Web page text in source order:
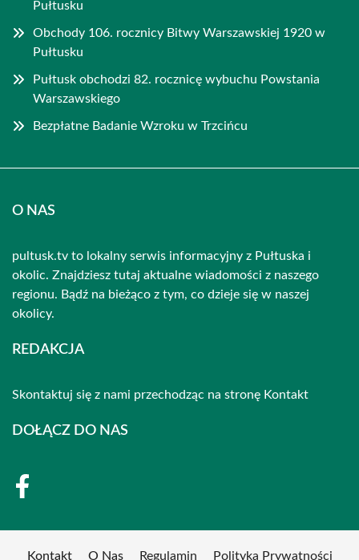
Pułtusku
Obchody 106. rocznicy Bitwy Warszawskiej 1920 w
Pułtusku
Pułtusk obchodzi 82. rocznicę wybuchu Powstania
Warszawskiego
Bezpłatne Badanie Wzroku w Trzcińcu
O NAS
pultusk.tv to lokalny serwis informacyjny z Pułtuska i
okolic. Znajdziesz tutaj aktualne wiadomości z naszego
regionu. Bądź na bieżąco z tym, co dzieje się w naszej
okolicy.
REDAKCJA
Skontaktuj się z nami przechodząc na stronę Kontakt
DOŁĄCZ DO NAS
Kontakt O Nas Regulamin Polityka Prywatności